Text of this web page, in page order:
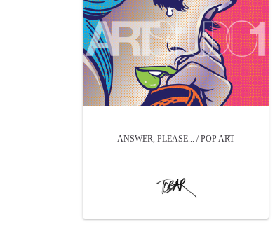
ANSWER, PLEASE... / POP ART